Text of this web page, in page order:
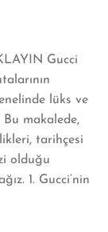
Gucci
lüks ve
makalede,
tarihçesi
olduğu
1. Gucci’nin